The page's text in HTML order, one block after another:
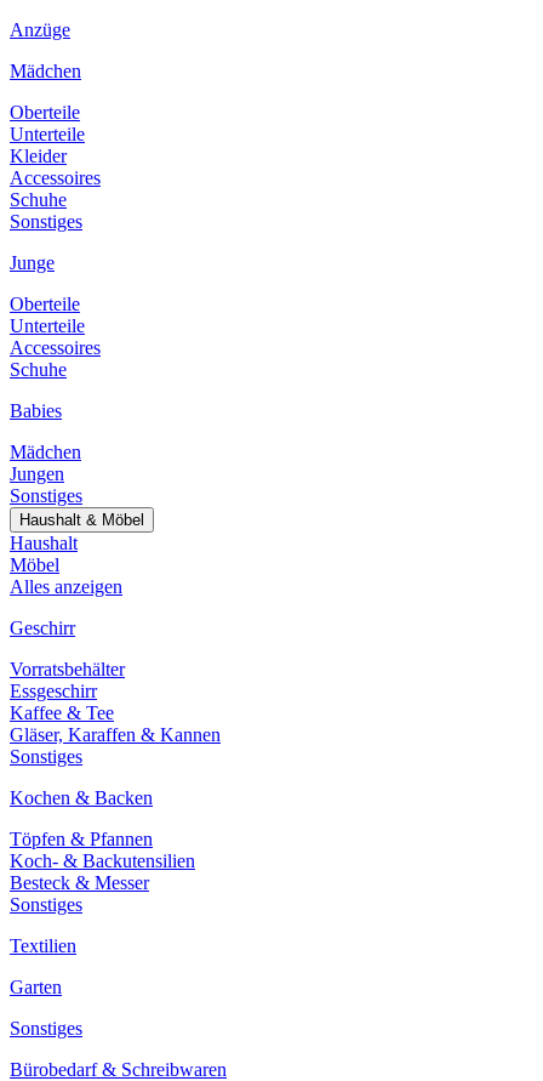
Anzüge
Mädchen
Oberteile
Unterteile
Kleider
Accessoires
Schuhe
Sonstiges
Junge
Oberteile
Unterteile
Accessoires
Schuhe
Babies
Mädchen
Jungen
Sonstiges
Haushalt & Möbel
Haushalt
Möbel
Alles anzeigen
Geschirr
Vorratsbehälter
Essgeschirr
Kaffee & Tee
Gläser, Karaffen & Kannen
Sonstiges
Kochen & Backen
Töpfen & Pfannen
Koch- & Backutensilien
Besteck & Messer
Sonstiges
Textilien
Garten
Sonstiges
Bürobedarf & Schreibwaren